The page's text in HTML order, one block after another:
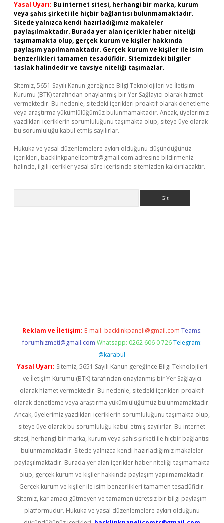
Yasal Uyarı: Bu internet sitesi, herhangi bir marka, kurum
veya şahıs şirketi ile hiçbir bağlantısı bulunmamaktadır.
Sitede yalnızca kendi hazırladığımız makaleler
paylaşılmaktadır. Burada yer alan içerikler haber niteliği
taşımamakta olup, gerçek kurum ve kişiler hakkında
paylaşım yapılmamaktadır. Gerçek kurum ve kişiler ile isim
benzerlikleri tamamen tesadüfidir. Sitemizdeki bilgiler
taslak halindedir ve tavsiye niteliği taşımazlar.
Sitemiz, 5651 Sayılı Kanun gereğince Bilgi Teknolojileri ve İletişim
Kurumu (BTK) tarafından onaylanmış bir Yer Sağlayıcı olarak hizmet
vermektedir. Bu nedenle, sitedeki içerikleri proaktif olarak denetleme
veya araştırma yükümlülüğümüz bulunmamaktadır. Ancak, üyelerimiz
yazdıkları içeriklerin sorumluluğunu taşımakta olup, siteye üye olarak
bu sorumluluğu kabul etmiş sayılırlar.
Hukuka ve yasal düzenlemelere aykırı olduğunu düşündüğünüz
içerikleri, backlinkpanelicomtr@gmail.com adresine bildirmeniz
halinde, ilgili içerikler yasal süre içerisinde sitemizden kaldırılacaktır.
Reklam ve İletişim: E-mail: backlinkpaneli@gmail.com Teams:
forumhizmeti@gmail.com Whatsapp: 0262 606 0 726 Telegram:
@karabul
Yasal Uyarı: Sitemiz, 5651 Sayılı Kanun gereğince Bilgi Teknolojileri
ve İletişim Kurumu (BTK) tarafından onaylanmış bir Yer Sağlayıcı
olarak hizmet vermektedir. Bu nedenle, sitedeki içerikleri proaktif
olarak denetleme veya araştırma yükümlülüğümüz bulunmamaktadır.
Ancak, üyelerimiz yazdıkları içeriklerin sorumluluğunu taşımakta olup,
siteye üye olarak bu sorumluluğu kabul etmiş sayılırlar. Bu internet
sitesi, herhangi bir marka, kurum veya şahıs şirketi ile hiçbir bağlantısı
bulunmamaktadır. Sitede yalnızca kendi hazırladığımız makaleler
paylaşılmaktadır. Burada yer alan içerikler haber niteliği taşımamakta
olup, gerçek kurum ve kişiler hakkında paylaşım yapılmamaktadır.
Gerçek kurum ve kişiler ile isim benzerlikleri tamamen tesadüfidir.
Sitemiz, kar amacı gütmeyen ve tamamen ücretsiz bir bilgi paylaşım
platformudur. Hukuka ve yasal düzenlemelere aykırı olduğunu